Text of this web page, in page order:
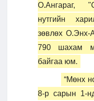
О.Ангараг,
нутгийн
зөвлөх О.Энх-
790 шахам
байгаа юм.
“Мөнх
8-р сарын 1-